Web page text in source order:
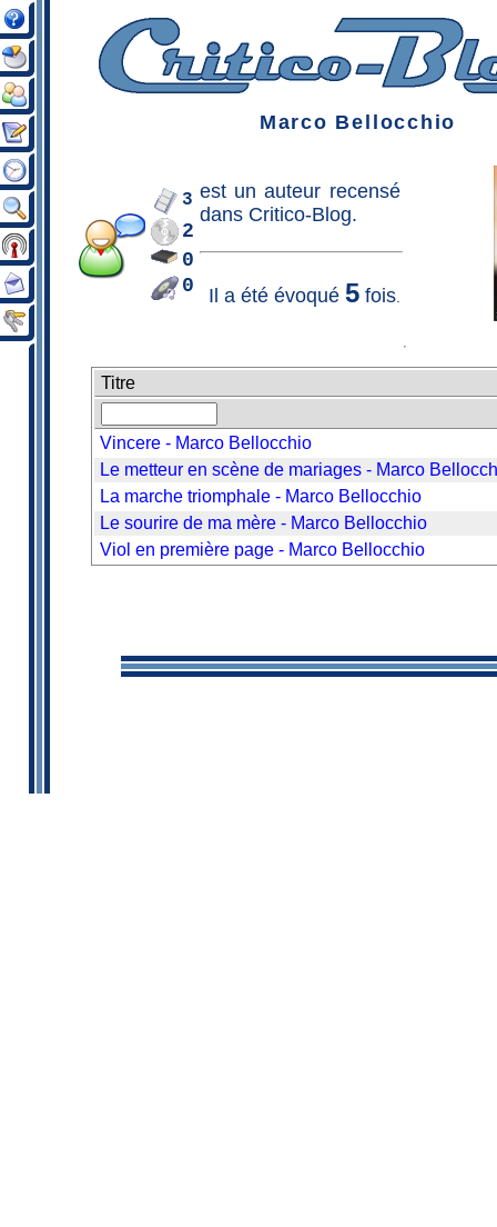
Marco Bellocchio
3
2
0
0
est unauteur recensé
dans Critico-Blog.
Il a été évoqué 5fois.
Titre
Vincere - Marco Bellocchio
Le metteur en scène de mariages - Marco
La marche triomphale - Marco Bellocchio
Le sourire de ma mère - Marco Bellocchio
Viol en première page - Marco Bellocchio